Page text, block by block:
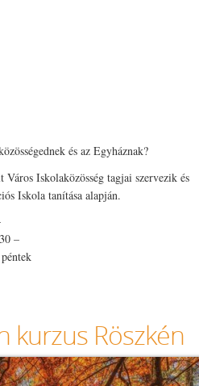
és az Egyháznak?
Iskolaközösség tagjai szervezik és
Iskola tanítása alapján.
–
kurzus Röszkén